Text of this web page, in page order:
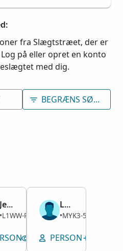
fra Slægtstræet, der er
på eller opret en konto
med dig.
BEGRÆNS SØGNING
Jerome Lysander Crown
1854–1934
•L1WW-PCK
SE GRAVSTED
Lucius Daniels
Mand
1848–1910
•MYK3-577
PERSON